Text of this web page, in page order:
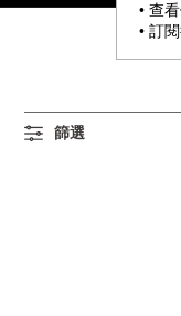
• 查
• 訂
篩選